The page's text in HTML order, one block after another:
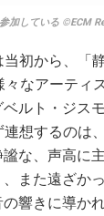
加している ©ECM
初から、「
なアーティ
ルト・ジス
想するのは
な、声高に
また遠ざか
響きに導か